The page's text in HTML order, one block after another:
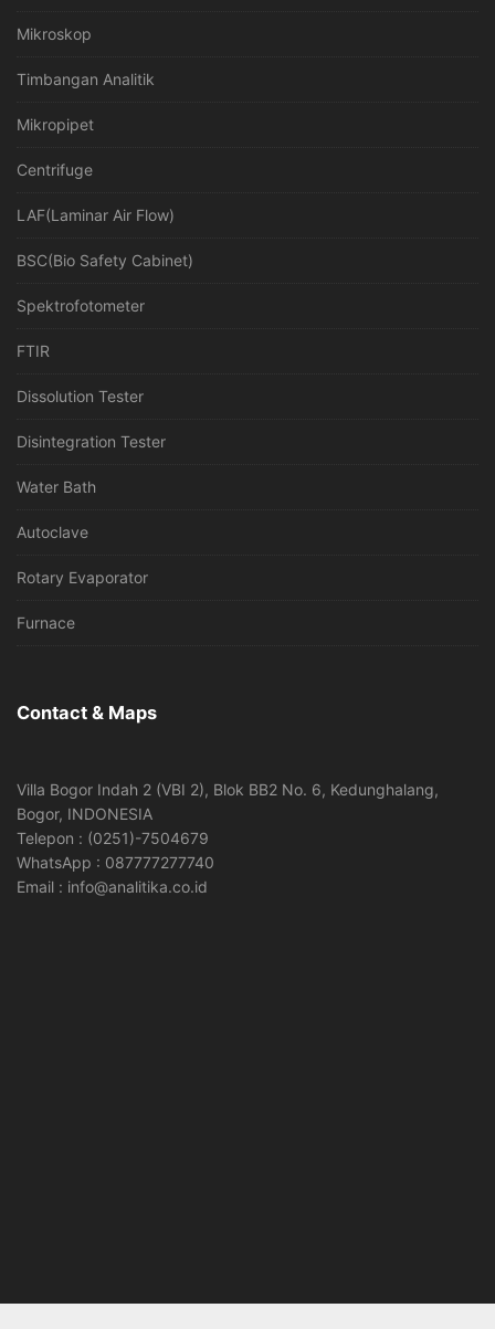
Mikroskop
Timbangan Analitik
Mikropipet
Centrifuge
LAF(Laminar Air Flow)
BSC(Bio Safety Cabinet)
Spektrofotometer
FTIR
Dissolution Tester
Disintegration Tester
Water Bath
Autoclave
Rotary Evaporator
Furnace
Contact & Maps
Villa Bogor Indah 2 (VBI 2), Blok BB2 No. 6, Kedunghalang,
Bogor, INDONESIA
Telepon : (0251)-7504679
WhatsApp : 087777277740
Email : info@analitika.co.id